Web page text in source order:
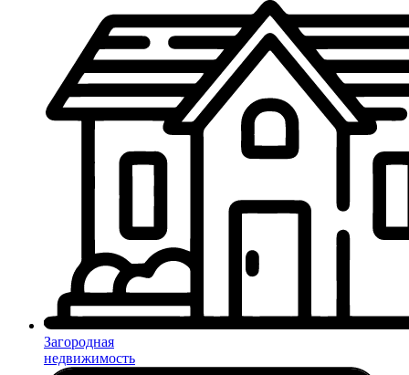
Загородная
недвижимость